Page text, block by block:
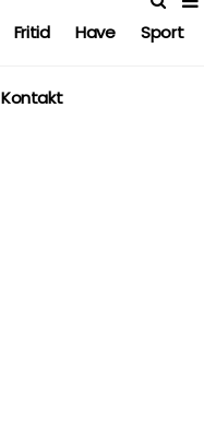
Fritid Have Sport
Kontakt